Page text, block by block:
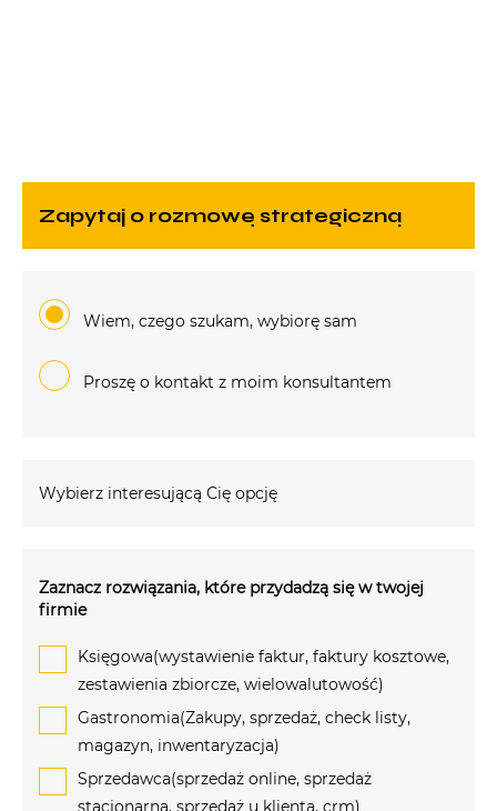
zapytaj o rozmowę strategiczną
Wiem, czego szukam, wybiorę sam
Proszę o kontakt z moim konsultantem
Wybierz interesującą Cię opcję
Zaznacz rozwiązania, które przydadzą się w twojej
firmie
Księgowa(wystawienie faktur, faktury kosztowe,
zestawienia zbiorcze, wielowalutowość)
Gastronomia(Zakupy, sprzedaż, check listy,
magazyn, inwentaryzacja)
Sprzedawca(sprzedaż online, sprzedaż
stacjonarna, sprzedaż u klienta, crm)